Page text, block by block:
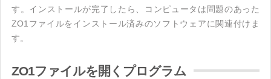
す。インストールが完了したら、コンピュータは問題のあった
ZO1ファイルをインストール済みのソフトウェアに関連付けま
す。
ZO1ファイルを開くプログラム